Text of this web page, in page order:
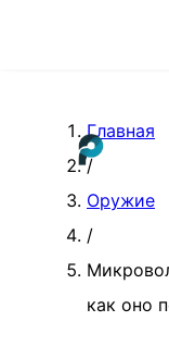
Главная
/
Оружие
/
как оно